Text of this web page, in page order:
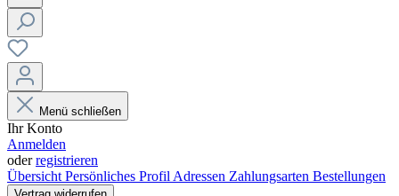
Menü schließen
Ihr Konto
Anmelden
oderregistrieren
Übersicht Persönliches Profil Adressen Zahlungsarten Bestellungen